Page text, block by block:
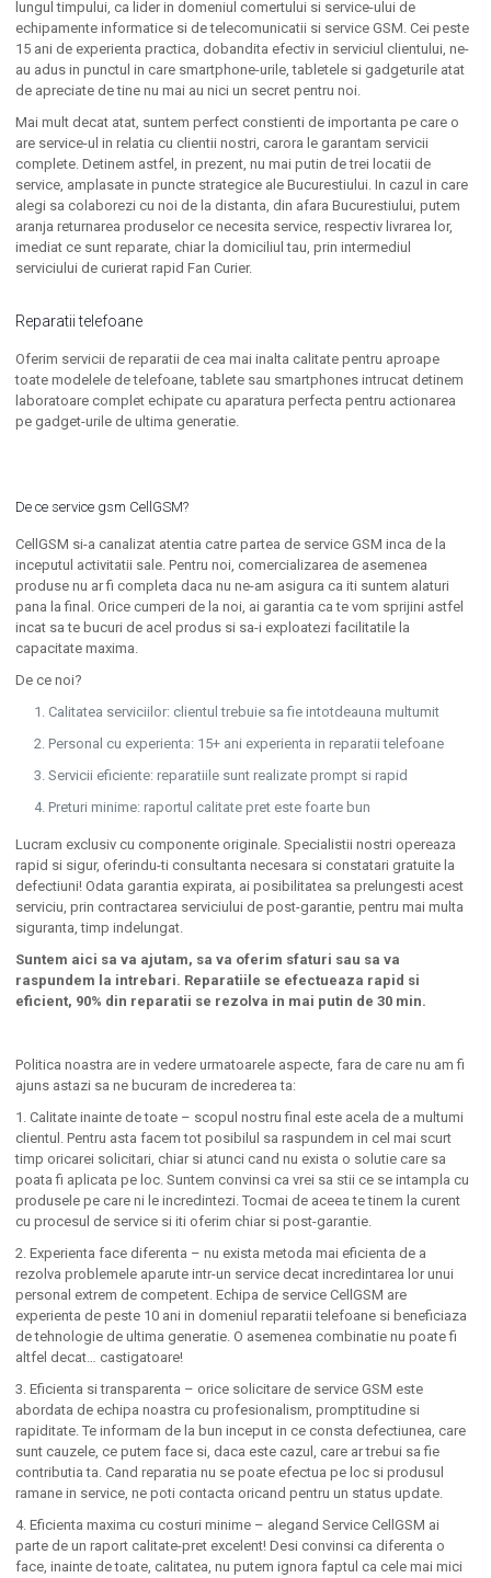
lungul timpului, ca lider in domeniul comertului si service-ului de
echipamente informatice si de telecomunicatii si service GSM. Cei peste
15 ani de experienta practica, dobandita efectiv in serviciul clientului, ne-
au adus in punctul in care smartphone-urile, tabletele si gadgeturile atat
de apreciate de tine nu mai au nici un secret pentru noi.
Mai mult decat atat, suntem perfect constienti de importanta pe care o
are service-ul in relatia cu clientii nostri, carora le garantam servicii
complete. Detinem astfel, in prezent, nu mai putin de trei locatii de
service, amplasate in puncte strategice ale Bucurestiului. In cazul in care
alegi sa colaborezi cu noi de la distanta, din afara Bucurestiului, putem
aranja returnarea produselor ce necesita service, respectiv livrarea lor,
imediat ce sunt reparate, chiar la domiciliul tau, prin intermediul
serviciului de curierat rapid Fan Curier.
Reparatii telefoane
Oferim servicii de reparatii de cea mai inalta calitate pentru aproape
toate modelele de telefoane, tablete sau smartphones intrucat detinem
laboratoare complet echipate cu aparatura perfecta pentru actionarea
pe gadget-urile de ultima generatie.
De ce service gsm CellGSM?
CellGSM si-a canalizat atentia catre partea de service GSM inca de la
inceputul activitatii sale. Pentru noi, comercializarea de asemenea
produse nu ar fi completa daca nu ne-am asigura ca iti suntem alaturi
pana la final. Orice cumperi de la noi, ai garantia ca te vom sprijini astfel
incat sa te bucuri de acel produs si sa-i exploatezi facilitatile la
capacitate maxima.
De ce noi?
Calitatea serviciilor: clientul trebuie sa fie intotdeauna multumit
Personal cu experienta: 15+ ani experienta in reparatii telefoane
Servicii eficiente: reparatiile sunt realizate prompt si rapid
Preturi minime: raportul calitate pret este foarte bun
Lucram exclusiv cu componente originale. Specialistii nostri opereaza
rapid si sigur, oferindu-ti consultanta necesara si constatari gratuite la
defectiuni! Odata garantia expirata, ai posibilitatea sa prelungesti acest
serviciu, prin contractarea serviciului de post-garantie, pentru mai multa
siguranta, timp indelungat.
Suntem aici sa va ajutam, sa va oferim sfaturi sau sa va
raspundem la intrebari. Reparatiile se efectueaza rapid si
eficient, 90% din reparatii se rezolva in mai putin de 30 min.
Politica noastra are in vedere urmatoarele aspecte, fara de care nu am fi
ajuns astazi sa ne bucuram de increderea ta:
1. Calitate inainte de toate – scopul nostru final este acela de a multumi
clientul. Pentru asta facem tot posibilul sa raspundem in cel mai scurt
timp oricarei solicitari, chiar si atunci cand nu exista o solutie care sa
poata fi aplicata pe loc. Suntem convinsi ca vrei sa stii ce se intampla cu
produsele pe care ni le incredintezi. Tocmai de aceea te tinem la curent
cu procesul de service si iti oferim chiar si post-garantie.
2. Experienta face diferenta – nu exista metoda mai eficienta de a
rezolva problemele aparute intr-un service decat incredintarea lor unui
personal extrem de competent. Echipa de service CellGSM are
experienta de peste 10 ani in domeniul reparatii telefoane si beneficiaza
de tehnologie de ultima generatie. O asemenea combinatie nu poate fi
altfel decat… castigatoare!
3. Eficienta si transparenta – orice solicitare de service GSM este
abordata de echipa noastra cu profesionalism, promptitudine si
rapiditate. Te informam de la bun inceput in ce consta defectiunea, care
sunt cauzele, ce putem face si, daca este cazul, care ar trebui sa fie
contributia ta. Cand reparatia nu se poate efectua pe loc si produsul
ramane in service, ne poti contacta oricand pentru un status update.
4. Eficienta maxima cu costuri minime – alegand Service CellGSM ai
parte de un raport calitate-pret excelent! Desi convinsi ca diferenta o
face, inainte de toate, calitatea, nu putem ignora faptul ca cele mai mici